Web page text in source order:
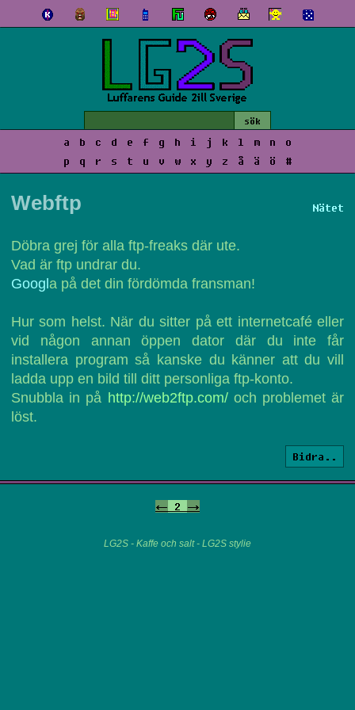
a b c d e f g h i j k l m n
o
p
q r s t u v w x y z å ä ö #
Nätet
Webftp
Döbra grej för alla ftp-freaks där ute.
Vad är ftp undrar du.
Googl a på det din fördömda fransman!
Hur som helst. När du sitter på ett internetcafé eller
vid någon annan öppen dator där du inte får
installera program så kanske du känner att du vill
ladda upp en bild till ditt personliga ftp-konto.
Snubbla in på http://web2ftp.com/och problemet är
löst.
Bidra..
<- 2 ->
LG2S - Kaffe och salt - LG2S stylie